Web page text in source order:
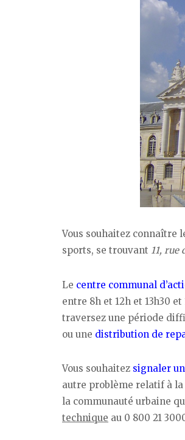
Vous souhaitez connaître
sports, se trouvant 11, rue
Le centre communal
entre 8h et 12h et 13h30
traversez une période
ou une distribution de
Vous souhaitez signaler
autre problème relatif à
la communauté urbaine
technique au 0 800 21